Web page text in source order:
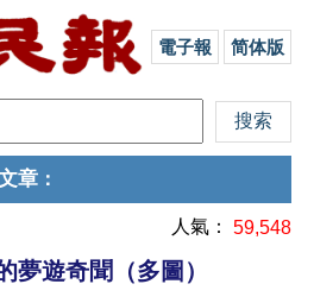
電子報 简体版
章 ：
人氣： 59,548
夢遊奇聞（多圖）